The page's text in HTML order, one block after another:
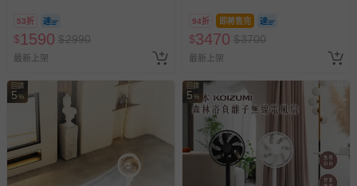
等）。
非以有形媒介提供之數位內容或一經提供即為完成之線
上服務，經消費者事先同意始提供（例如線上課程、遊
戲或活動點數等）。
已拆封之以下類型商品：
-個人衛生用品（例如尿布、貼身衣物、泳裝、襪子、地
墊、寢具類等）。
-新生兒親膚衣物（嬰幼兒包巾與背巾、包屁衣、學習
褲、紗布衣等）。
53折
$1590 $2990
最新上架
94折 即將售完
$3470 $3700
最新上架
回饋
5 %
回饋
5 %